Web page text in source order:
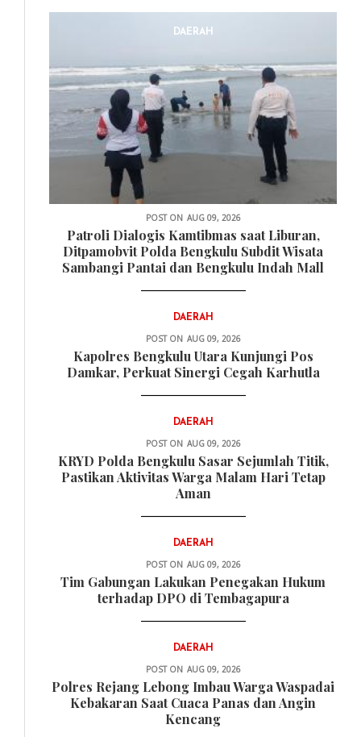
DAERAH
POST ON AUG 09, 2026
Patroli Dialogis Kamtibmas saat Liburan,
Ditpamobvit Polda Bengkulu Subdit Wisata
Sambangi Pantai dan Bengkulu Indah Mall
DAERAH
POST ON AUG 09, 2026
Kapolres Bengkulu Utara Kunjungi Pos
Damkar, Perkuat Sinergi Cegah Karhutla
DAERAH
POST ON AUG 09, 2026
KRYD Polda Bengkulu Sasar Sejumlah Titik,
Pastikan Aktivitas Warga Malam Hari Tetap
Aman
DAERAH
POST ON AUG 09, 2026
Tim Gabungan Lakukan Penegakan Hukum
terhadap DPO di Tembagapura
DAERAH
POST ON AUG 09, 2026
Polres Rejang Lebong Imbau Warga Waspadai
Kebakaran Saat Cuaca Panas dan Angin
Kencang